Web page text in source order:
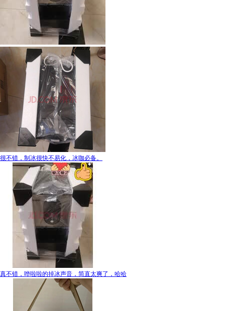
很不错，制冰很快不易化，冰咖必备。
真不错，哗啦啦的掉冰声音，简直太爽了，哈哈